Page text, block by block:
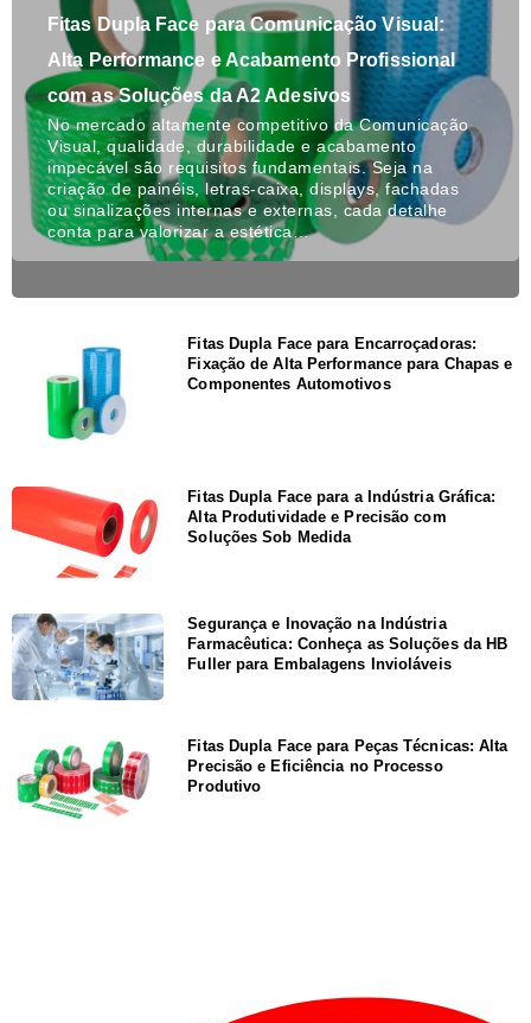
Fitas Dupla Face para Comunicação Visual:
Alta Performance e Acabamento Profissional
com as Soluções da A2 Adesivos
No mercado altamente competitivo da Comunicação
Visual, qualidade, durabilidade e acabamento
impecável são requisitos fundamentais. Seja na
criação de painéis, letras-caixa, displays, fachadas
ou sinalizações internas e externas, cada detalhe
conta para valorizar a estética…
Fitas Dupla Face para Encarroçadoras:
Fixação de Alta Performance para Chapas e
Componentes Automotivos
Fitas Dupla Face para a Indústria Gráfica:
Alta Produtividade e Precisão com
Soluções Sob Medida
Segurança e Inovação na Indústria
Farmacêutica: Conheça as Soluções da HB
Fuller para Embalagens Invioláveis
Fitas Dupla Face para Peças Técnicas: Alta
Precisão e Eficiência no Processo
Produtivo